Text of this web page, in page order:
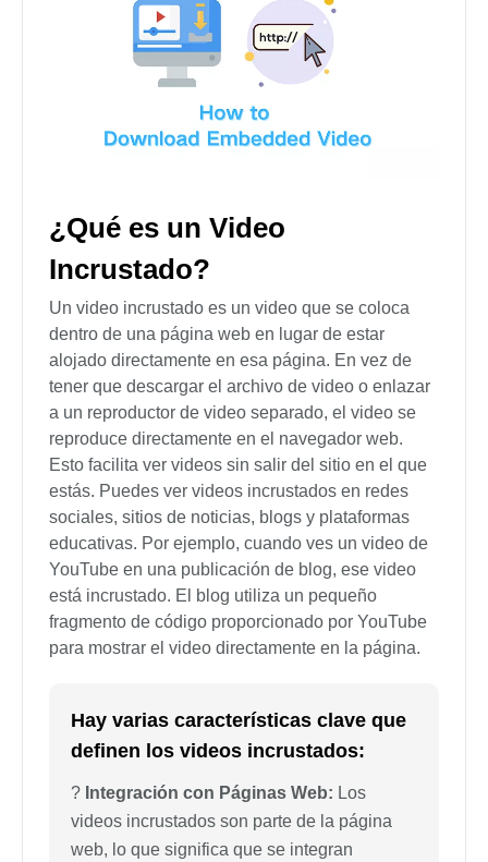
¿Qué es un Video
Incrustado?
Un video incrustado es un video que se coloca
dentro de una página web en lugar de estar
alojado directamente en esa página. En vez de
tener que descargar el archivo de video o enlazar
a un reproductor de video separado, el video se
reproduce directamente en el navegador web.
Esto facilita ver videos sin salir del sitio en el que
estás. Puedes ver videos incrustados en redes
sociales, sitios de noticias, blogs y plataformas
educativas. Por ejemplo, cuando ves un video de
YouTube en una publicación de blog, ese video
está incrustado. El blog utiliza un pequeño
fragmento de código proporcionado por YouTube
para mostrar el video directamente en la página.
Hay varias características clave que
definen los videos incrustados:
? Integración con Páginas Web: Los
videos incrustados son parte de la página
web, lo que significa que se integran